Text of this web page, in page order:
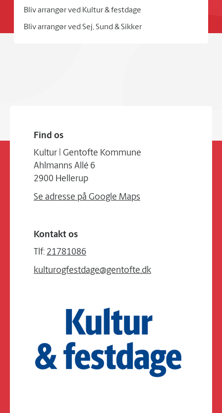
Bliv arrangør ved Kultur & festdage
Bliv arrangør ved Sej, Sund & Sikker
Find os
Kultur | Gentofte Kommune
Ahlmanns Allé 6
2900 Hellerup
Se adresse på Google Maps
Kontakt os
Tlf: 21781086
kulturogfestdage@gentofte.dk